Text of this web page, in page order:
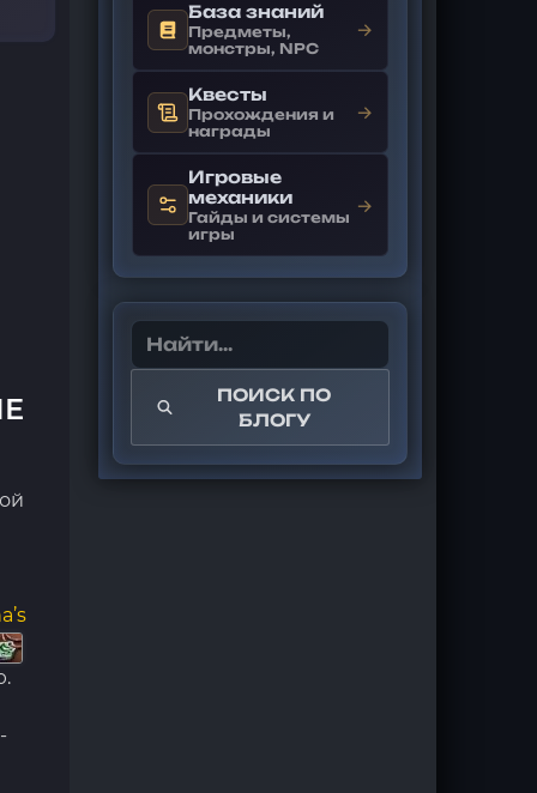
База знаний
Предметы,
монстры, NPC
→
Квесты
Прохождения и
награды
→
Игровые
механики
Гайды и системы
игры
→
ПОИСК ПО
БЛОГУ